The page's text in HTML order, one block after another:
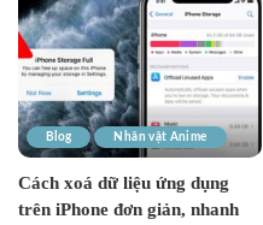
Blog Nhân vật Anime
Cách xoá dữ liệu ứng dụng
trên iPhone đơn giản, nhanh